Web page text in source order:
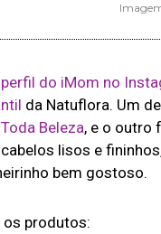
perfil do iMom no
da Natuflora. Um
Beleza, e o outro
lisos e
bem gostoso.
os produtos: